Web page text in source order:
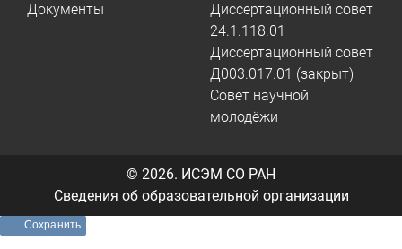
Документы
Диссертационный совет
24.1.118.01
Диссертационный совет
Д003.017.01 (закрыт)
Совет научной
молодёжи
© 2026. ИСЭМ СО РАН
Сведения об образовательной организации
Сохранить